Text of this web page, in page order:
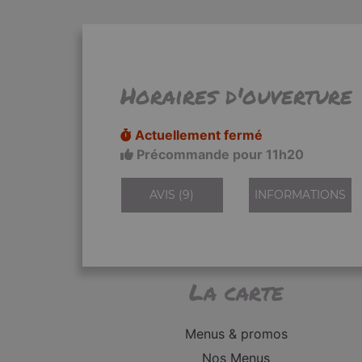
Horaires d'ouverture
Actuellement fermé
Précommande pour 11h20
AVIS (9) INFORMATIONS
La carte
Menus & promos
Nos Menus